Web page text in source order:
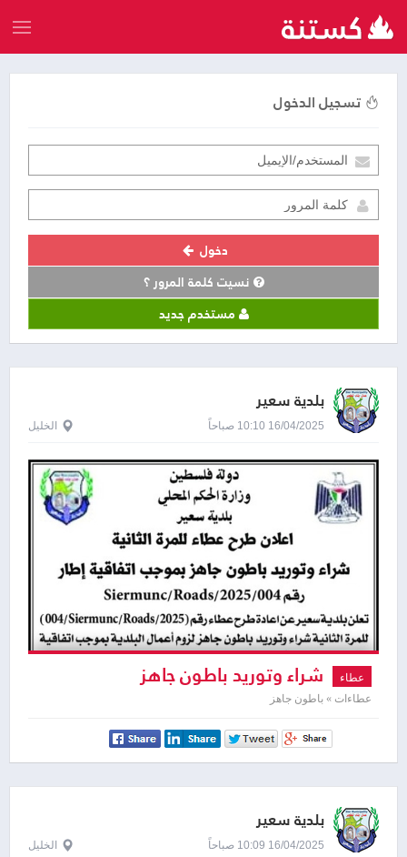
تسجيل الدخول
دخول
نسيت كلمة المرور ؟
مستخدم جديد
بلدية سعير
16/04/2025 10:10 صباحاً الخليل
عطاء شراء وتوريد باطون جاهز
عطاءات » باطون جاهز
بلدية سعير
16/04/2025 10:09 صباحاً الخليل